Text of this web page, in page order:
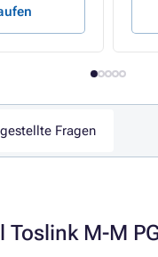
Fragen
M-M